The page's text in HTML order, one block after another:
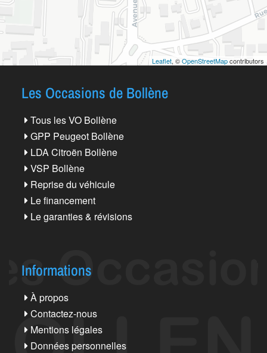
Leaflet, ©OpenStreetMapcontributors
Les Occasions de Bollène
Tous les VO Bollène
GPP Peugeot Bollène
LDA Citroën Bollène
VSP Bollène
Reprise du véhicule
Le financement
Le garanties & révisions
Informations
À propos
Contactez-nous
Mentions légales
Données personnelles